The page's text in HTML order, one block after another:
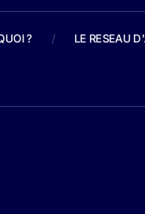
? / LE RESEAU